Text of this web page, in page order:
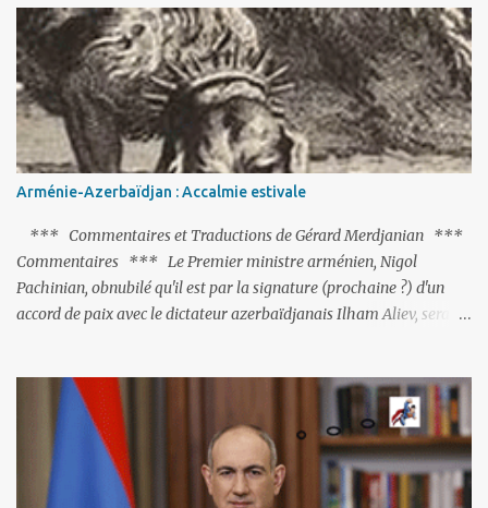
actions menées par le président Erdoğan, et pour certains sur la
réalisation du putsch lui-même.
Arménie-Azerbaïdjan : Accalmie estivale
*** Commentaires et Traductions de Gérard Merdjanian ***
Commentaires *** Le Premier ministre arménien, Nigol
Pachinian, obnubilé qu'il est par la signature (prochaine ?) d'un
accord de paix avec le dictateur azerbaïdjanais Ilham Aliev, serait
C'est hélas fort peu probable ; l'Histoire ou la Littérature ne sont
pas ses points forts, pas plus d'ailleurs que les négociations avec le
tandem turco-azéri. Faisant fi de tout ce qui précède la chute de
l'URSS, il est exclusivement intéressé par ce qu'il nomme «
l'Arménie réelle ». Même les trois présidents qu'ils l'ont précédés ne